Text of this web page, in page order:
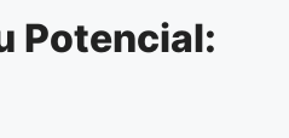
Potencial: